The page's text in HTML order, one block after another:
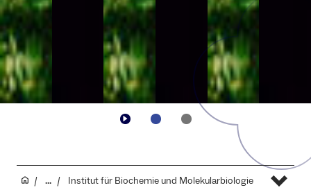
... Institut für Biochemie und Molekularbiologie